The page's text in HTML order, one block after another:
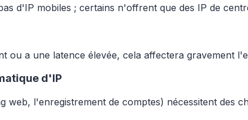
d'IP mobiles ; certains n'offrent que des IP de
ou a une latence élevée, cela affectera gravement
d'IP
web, l'enregistrement de comptes) nécessitent des